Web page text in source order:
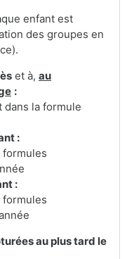
enfant est
des groupes en
et à, au
:
la formule
:
:
au plus tard le